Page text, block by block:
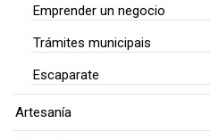
Emprender un negocio
Trámites municipais
Escaparate
Artesanía